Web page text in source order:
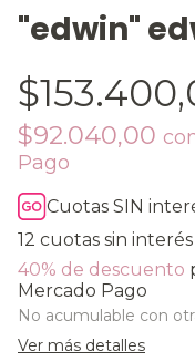
"edwin"
$92.040,00
Pago
Cuotas SIN
12 cuotas sin
40% de descuento
Mercado Pago
No acumulable con
Ver más detalles